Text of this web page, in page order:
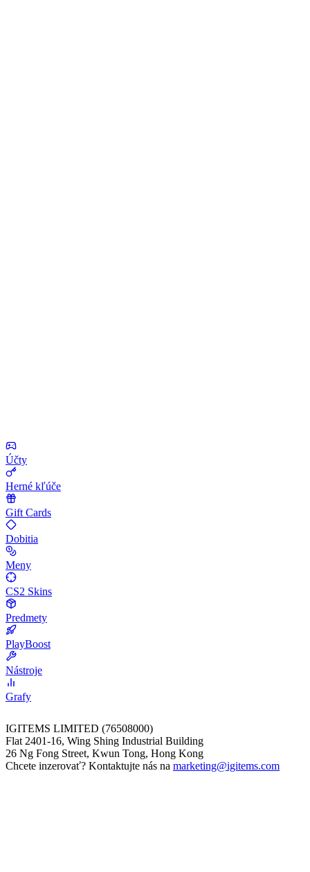
Účty
Herné kľúče
Gift Cards
Dobitia
Meny
CS2 Skins
Predmety
PlayBoost
Nástroje
Grafy
IGITEMS LIMITED (76508000)
Flat 2401-16, Wing Shing Industrial Building
26 Ng Fong Street, Kwun Tong, Hong Kong
Chcete inzerovať? Kontaktujte nás na marketing@igitems.com